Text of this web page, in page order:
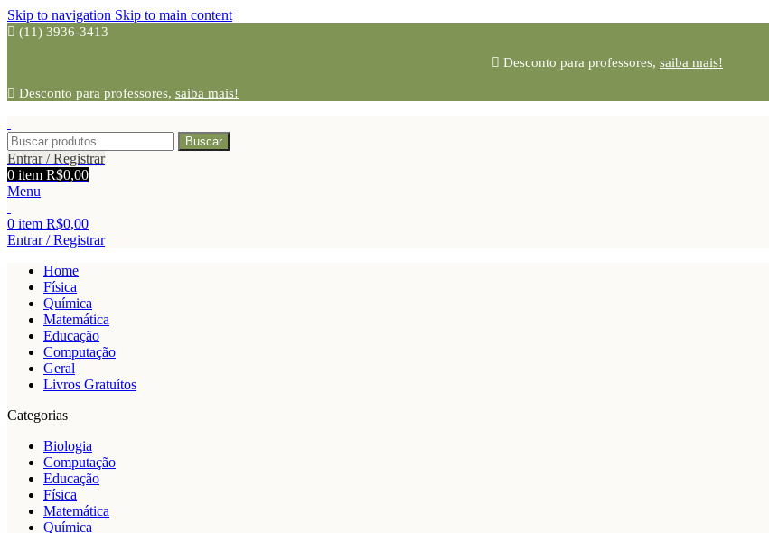
Skip to navigation Skip to main content
(11) 3936-3413
Desconto para professores, saiba mais!
Desconto para professores, saiba mais!
Buscar
Entrar / Registrar
0 item R$0,00
Menu
0 item R$0,00
Entrar / Registrar
Home
Física
Química
Matemática
Educação
Computação
Geral
Livros Gratuítos
Categorias
Biologia
Computação
Educação
Física
Matemática
Química